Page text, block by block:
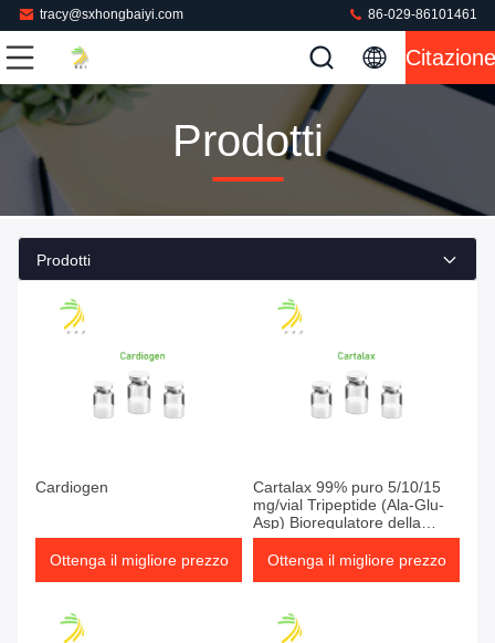
tracy@sxhongbaiyi.com 86-029-86101461
Citazione
Prodotti
Prodotti
Cardiogen
Ottenga il migliore prezzo
Cartalax 99% puro 5/10/15
mg/vial Tripeptide (Ala-Glu-
Asp) Bioregulatore della
cartilagine per la riparazione
articolare e dei tessuti
Ottenga il migliore prezzo